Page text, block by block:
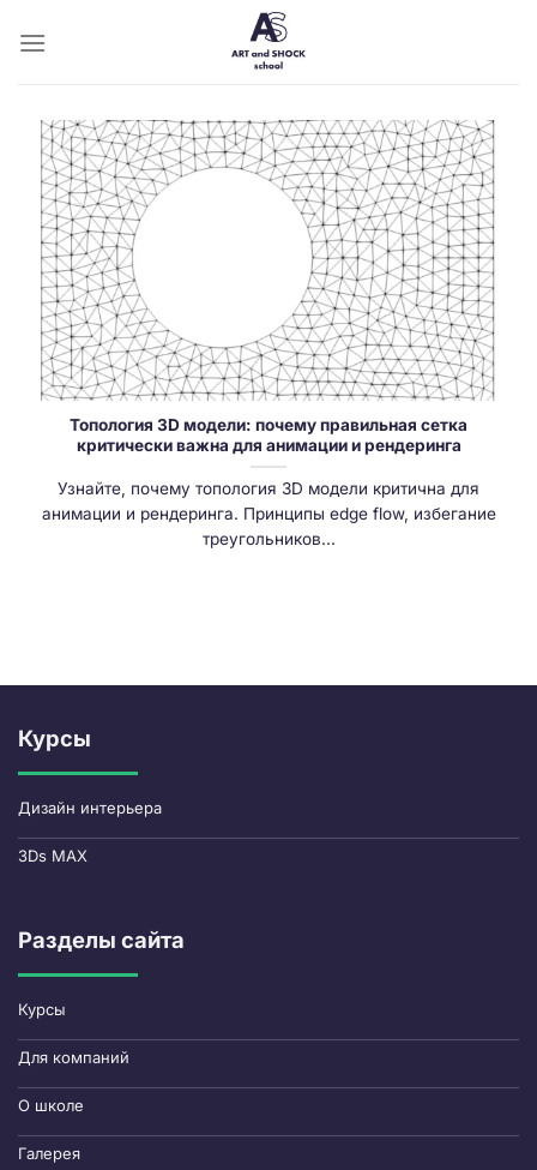
Топология 3D модели: почему правильная сетка
критически важна для анимации и рендеринга
Узнайте, почему топология 3D модели критична для
анимации и рендеринга. Принципы edge flow, избегание
треугольников...
Курсы
Дизайн интерьера
3Ds MAX
Разделы сайта
Курсы
Для компаний
О школе
Галерея